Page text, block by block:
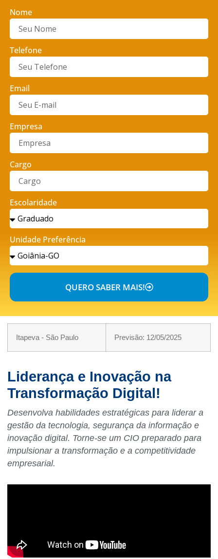
Itapeva - São Paulo Previsão: 12/05/2025
Liderança e Inovação na
Transformação Digital!
Desenvolva habilidades estratégicas para liderar a
gestão da tecnologia, segurança da informação e
inovação digital. Torne-se um CIO preparado para
impulsionar a transformação e a competitividade
empresarial.
Nome
Telefone
Email
Empresa
Cargo
Escolaridade
Unidade Preferência
QUERO SABER MAIS!